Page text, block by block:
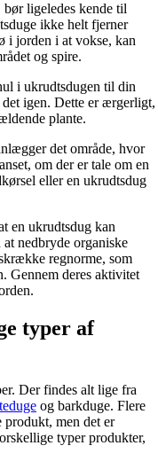
ligeledes kende til
ikke helt fjerner
i jorden i at vokse, kan
og spire.
i ukrudtsdugen til din
igen. Dette er ærgerligt,
plante.
det område, hvor
om der er tale om en
eller en ukrudtsdug
en ukrudtsdug kan
nedbryde organiske
regnorme, som
Gennem deres aktivitet
typer af
Der findes alt lige fra
og barkduge. Flere
produkt, men det er
typer produkter,